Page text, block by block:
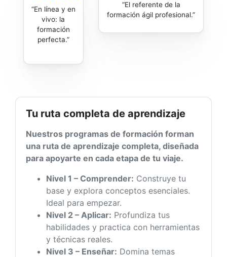
En línea y en
vivo: la
formación
perfecta.
El referente de la
formación ágil profesional.
Tu ruta completa de aprendizaje
Nuestros programas de formación forman
una ruta de aprendizaje completa, diseñada
para apoyarte en cada etapa de tu viaje.
Nivel 1 – Comprender: Construye tu
base y explora conceptos esenciales.
Ideal para empezar.
Nivel 2 – Aplicar: Profundiza tus
habilidades y practica con herramientas
y técnicas reales.
Nivel 3 – Enseñar: Domina temas